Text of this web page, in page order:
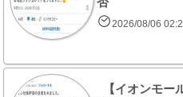
2026/08/06
【イオンモー